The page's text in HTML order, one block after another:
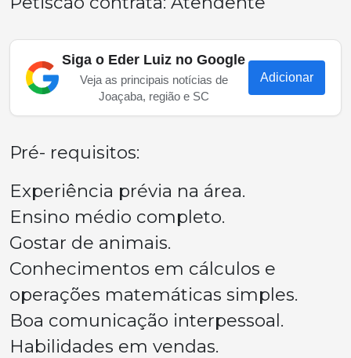
Siga o Eder Luiz no Google
Veja as principais notícias de
Joaçaba, região e SC
Adicionar
Pré- requisitos:
Experiência prévia na área.
Ensino médio completo.
Gostar de animais.
Conhecimentos em cálculos e
operações matemáticas simples.
Boa comunicação interpessoal.
Habilidades em vendas.